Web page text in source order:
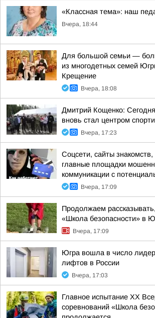
«Классная тема»: наш
Вчера, 18:44
Для большой семьи —
из многодетных семей
Крещение
Вчера, 18:08
Дмитрий Кощенко:
вновь стал центром
Вчера, 17:23
Соцсети, сайты
главные площадки
коммуникации с
Вчера, 17:09
Продолжаем
«Школа безопасности» в
Вчера, 17:09
Югра вошла в число
лифтов в России
Вчера, 17:03
Главное испытание XX
соревнований «Школа